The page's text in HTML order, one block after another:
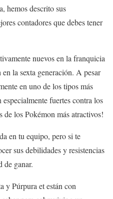
hemos descrito sus
contadores que debes tener
nuevos en la franquicia
la sexta generación. A pesar
en uno de los tipos más
fuertes contra los
de los Pokémon más atractivos!
en tu equipo, pero si te
sus debilidades y resistencias
de ganar.
y Púrpura et están con